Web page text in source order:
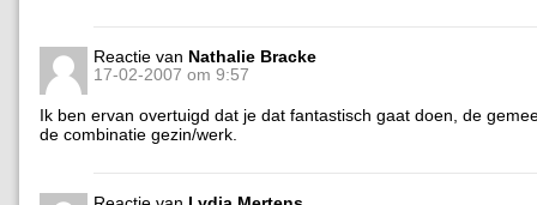
Reactie van Nathalie Bracke
17-02-2007 om 9:57
Ik ben ervan overtuigd dat je dat fantastisch gaat doen, de
de combinatie gezin/werk.